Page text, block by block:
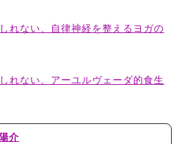
れない、自律神経を整えるヨガの
れない、アーユルヴェーダ的食生
介